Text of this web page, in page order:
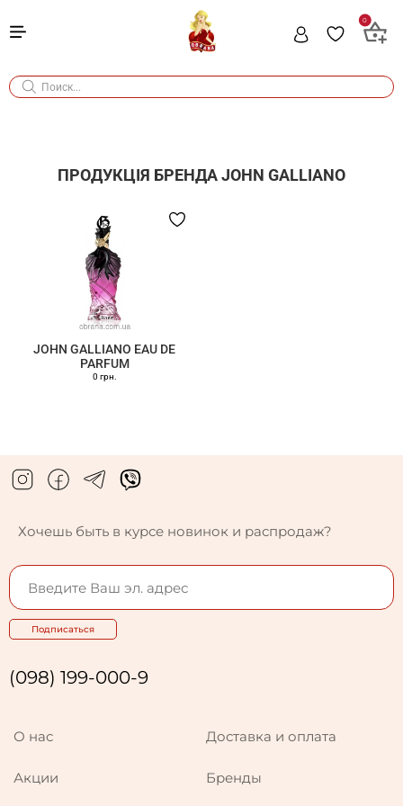
0
ПРОДУКЦІЯ БРЕНДАJOHN GALLIANO
JOHN GALLIANO EAU DE
PARFUM
0 грн.
Хочешь быть в курсе новинок и распродаж?
Подписаться
(098) 199-000-9
О нас Доставка и оплата
Акции Бренды